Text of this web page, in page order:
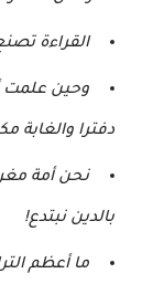
القراءة
وحين علمت
دفترا والغابة
نحن أمة
بالدين نبتدع!
ما أعظم